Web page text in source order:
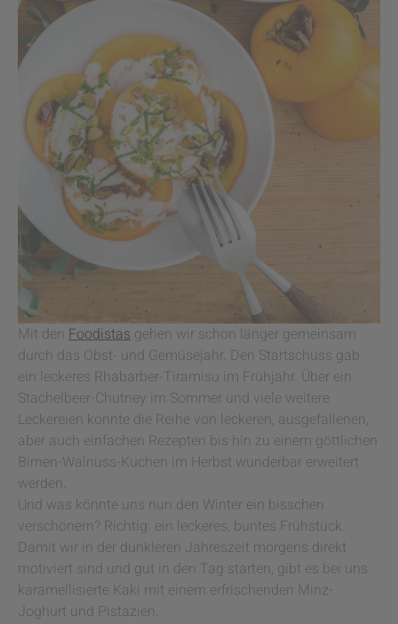
Mit den Foodistas gehen wir schon länger gemeinsam
durch das Obst- und Gemüsejahr. Den Startschuss gab
ein leckeres Rhabarber-Tiramisu im Frühjahr. Über ein
Stachelbeer-Chutney im Sommer und viele weitere
Leckereien konnte die Reihe von leckeren, ausgefallenen,
aber auch einfachen Rezepten bis hin zu einem göttlichen
Birnen-Walnuss-Kuchen im Herbst wunderbar erweitert
werden.
Und was könnte uns nun den Winter ein bisschen
verschönern? Richtig: ein leckeres, buntes Frühstück.
Damit wir in der dunkleren Jahreszeit morgens direkt
motiviert sind und gut in den Tag starten, gibt es bei uns
karamellisierte Kaki mit einem erfrischenden Minz-
Joghurt und Pistazien.